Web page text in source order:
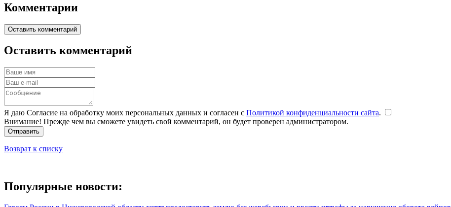
Комментарии
Оставить комментарий
Оставить комментарий
Я даю Согласие на обработку моих персональных данных и согласен с Политикой конфиденциальности сайта.
Внимание! Прежде чем вы сможете увидеть свой комментарий, он будет проверен администратором.
Отправить
Возврат к списку
Популярные новости: